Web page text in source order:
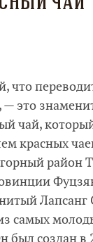
что
— это
чай,
красных
район
Лапсанг
самых
был создан в